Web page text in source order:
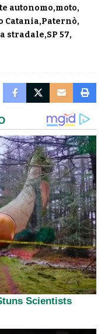
autonomo moto
Catania Paternò
stradale SP 57